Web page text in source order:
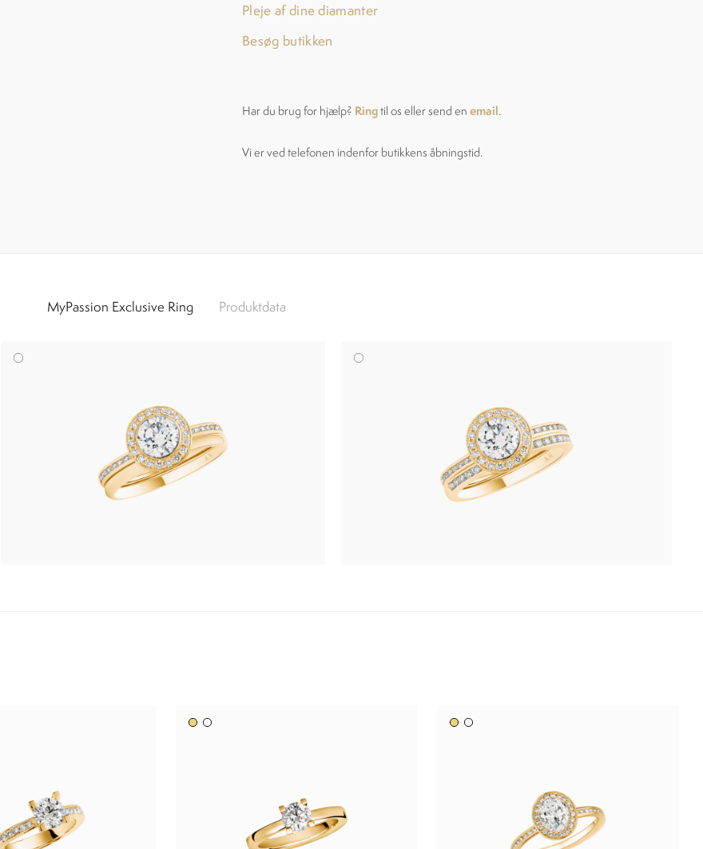
Pleje af dine diamanter
Besøg butikken
Har du brug for hjælp? Ringtil os eller send en email.
Vi er ved telefonen indenfor butikkens åbningstid.
MyPassion Exclusive Ring Produktdata